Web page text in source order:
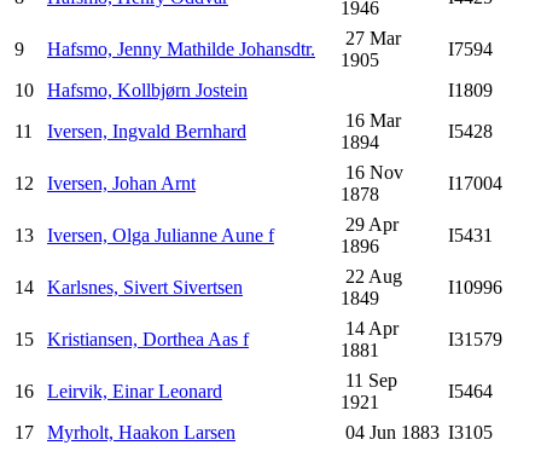
1946
9 Hafsmo, Jenny Mathilde Johansdtr.
27 Mar
1905
I7594
10
Hafsmo, Kollbjørn Jostein
I1809
11
Iversen, Ingvald Bernhard
16 Mar
1894
I5428
12 Iversen, Johan Arnt
16 Nov
1878
I17004
13 Iversen, Olga Julianne Aune f
29 Apr
1896
I5431
14 Karlsnes, Sivert Sivertsen
22 Aug
1849
I10996
15 Kristiansen, Dorthea Aas f
14 Apr
1881
I31579
16 Leirvik, Einar Leonard
11 Sep
1921
I5464
17
Myrholt, Haakon Larsen 04 Jun 1883 I3105